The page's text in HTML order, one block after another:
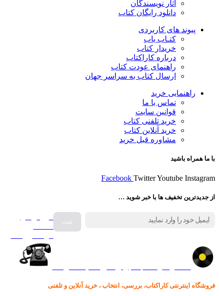
آثار نویسندگان
دانلود رایگان کتاب
پیوند های کاربردی
کتـاب یاب
خریدار کتاب
درباره کاراکتاب
راهنمای عودت کتاب
ارسال کتاب به سراسر جهان
راهنمایی خرید
تماس با ما
قوانین سایت
خرید تلفنی کتاب
خرید آنلاین کتاب
مشاوره قبل خرید
با ما همراه باشید
Facebook TwitterYoutube Instagram
از جدیدترین تخفیف ها با خبر شوید …
فروش انواع
فروشگاه اینترنتی کاراکتاب، بررسی، انتخاب ، خرید آنلاین و تلفنی